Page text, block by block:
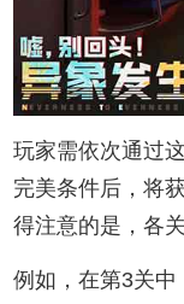
玩家需依次通过
完美条件后，将
得注意的是，各
例如，在第3关中